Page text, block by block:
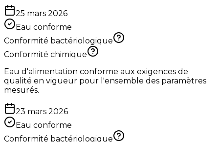
25 mars 2026
Eau conforme
Conformité bactériologique
Conformité chimique
Eau d'alimentation conforme aux exigences de
qualité en vigueur pour l'ensemble des paramètres
mesurés.
23 mars 2026
Eau conforme
Conformité bactériologique